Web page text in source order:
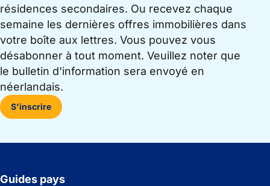
résidences secondaires. Ou recevez chaque
semaine les dernières offres immobilières dans
votre boîte aux lettres. Vous pouvez vous
désabonner à tout moment. Veuillez noter que
le bulletin d'information sera envoyé en
néerlandais.
S'inscrire
Guides pays